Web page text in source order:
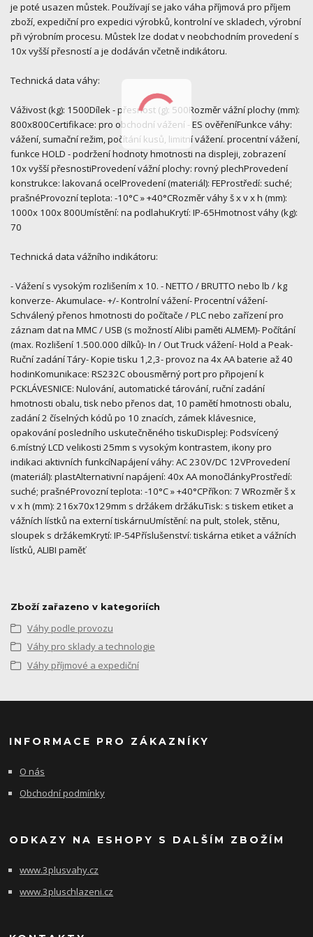
je poté usazen můstek. Používají se jako váha příjmová pro příjem
zboží, expediční pro expedici výrobků, kontrolní ve skladech, výrobní
při výrobním procesu. Můstek lze dodat v neobchodním provedení s
10x vyšší přesností a je dodáván včetně indikátoru.
Technická data váhy:
Váživost (kg): 1500Dílek - přesnost (g): 500Rozměr vážní plochy (mm):
800x800Certifikace: pro obchodní vážení - ES ověřeníFunkce váhy:
vážení, sumační režim, počítání kusů, limitní vážení. procentní vážení,
funkce HOLD - podržení hodnoty hmotnosti na displeji, zobrazení
10x vyšší přesnostiProvedení vážní plochy: rovný plechProvedení
konstrukce: lakovaná ocelProvedení (materiál): FEProstředí: suché;
prašnéProvozní teplota: -10°C » +40°CRozměr váhy š x v x h (mm):
1000x 100x 800Umístění: na podlahuKrytí: IP-65Hmotnost váhy (kg):
70
Technická data vážního indikátoru:
- Vážení s vysokým rozlišením x 10. - NETTO / BRUTTO nebo lb / kg
konverze- Akumulace- +/- Kontrolní vážení- Procentní vážení-
Schválený přenos hmotnosti do počítače / PLC nebo zařízení pro
záznam dat na MMC / USB (s možností Alibi paměti ALMEM)- Počítání
(max. Rozlišení 1.500.000 dílků)- In / Out Truck vážení- Hold a Peak-
Ruční zadání Táry- Kopie tisku 1,2,3- provoz na 4x AA baterie až 40
hodinKomunikace: RS232C obousměrný port pro připojení k
PCKLÁVESNICE: Nulování, automatické tárování, ruční zadání
hmotnosti obalu, tisk nebo přenos dat, 10 pamětí hmotnosti obalu,
zadání 2 číselných kódů po 10 znacích, zámek klávesnice,
opakování posledního uskutečněného tiskuDisplej: Podsvícený
6.místný LCD velikosti 25mm s vysokým kontrastem, ikony pro
indikaci aktivních funkcíNapájení váhy: AC 230V/DC 12VProvedení
(materiál): plastAlternativní napájení: 40x AA monočlánkyProstředí:
suché; prašnéProvozní teplota: -10°C » +40°CPříkon: 7 WRozměr š x
v x h (mm): 216x70x129mm s držákem držákuTisk: s tiskem etiket a
vážních lístků na externí tiskárnuUmístění: na pult, stolek, stěnu,
sloupek s držákemKrytí: IP-54Příslušenství: tiskárna etiket a vážních
lístků, ALIBI paměť
Zboží zařazeno v kategoriích
Váhy podle provozu
Váhy pro sklady a technologie
Váhy příjmové a expediční
INFORMACE PRO ZÁKAZNÍKY
O nás
Obchodní podmínky
ODKAZY NA ESHOPY S DALŠÍM ZBOŽÍM
www.3plusvahy.cz
www.3pluschlazeni.cz